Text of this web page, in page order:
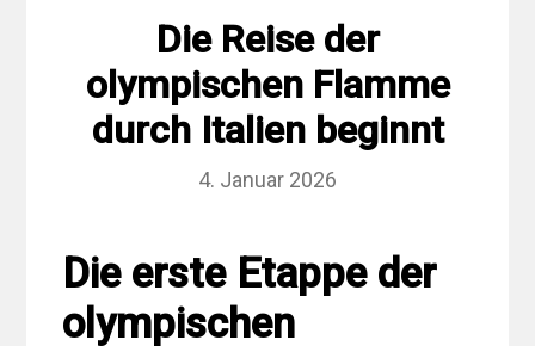
Die Reise der
olympischen Flamme
durch Italien beginnt
4. Januar 2026
Die erste Etappe der
olympischen